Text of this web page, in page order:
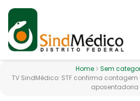
Home
Sem
TV SindMédico: STF confirma
aposentadoria